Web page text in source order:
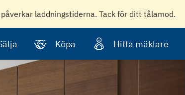
laddningstiderna. Tack för ditt tålamod.
Köpa Hitta mäklare